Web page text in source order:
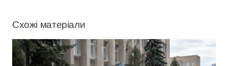
Схожі матеріали